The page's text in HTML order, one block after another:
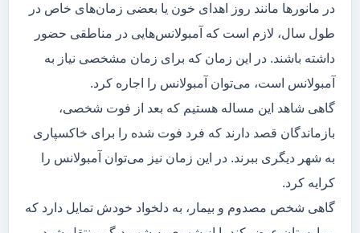
در مانور‌ها مانند روز اهدای خون یا بعضی زمان‌های خاص در
طول سال، لازم است که آمبولانس‌هایی در مناطقی حضور
داشته باشند. در این زمان که برای زمان مشخصی نیاز به
آمبولانس است، می‌توان آمبولانس را اجاره کرد.
گاهی شاهد این مساله هستیم که بعد از فوت شخصی،
بازماندگان قصد دارند که فرد فوت شده را برای خاکسپاری
به شهر دیگری ببرند. در این زمان نیز می‌توان آمبولانس را
کرایه کرد.
گاهی شخص مصدوم و بیمار، به دلخواد خودش تمایل دارد که